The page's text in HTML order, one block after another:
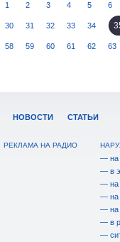
1 2 3 4 5 6
30 31 32 33 34
58 59 60 61 62 63
НОВОСТИ СТАТЬИ
РЕКЛАМА НА РАДИО
— на
— в
— на
— на
— на
— в
—